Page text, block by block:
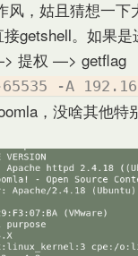
，姑且猜想一下
接getshell。如果
提权 —> getflag
65535 -A
，没啥其他特